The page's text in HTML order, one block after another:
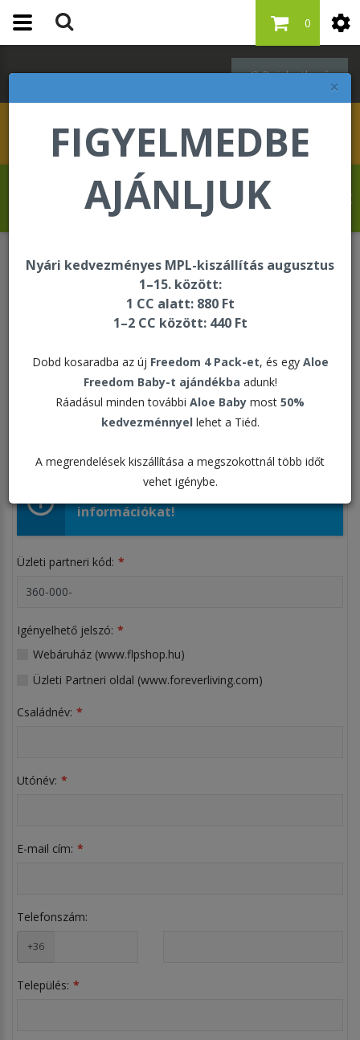
×
FIGYELMEDBE
AJÁNLJUK
Nyári kedvezményes MPL-kiszállítás augusztus
1–15. között:
1 CC alatt: 880 Ft
1–2 CC között: 440 Ft
Dobd kosaradba az új Freedom 4 Pack-et, és egy Aloe
Freedom Baby-t ajándékba adunk!
Ráadásul minden további Aloe Baby most 50%
kedvezménnyel lehet a Tiéd.
A megrendelések kiszállítása a megszokottnál több időt
vehet igénybe.
Bejelentkezés
0
Drevet Fabrice üdvözli Önt a Forever
Living internetes áruházában!
Jelszó igénylés
Jelszó igénylés
ÜZLETI PARTNEREKNEK
KISKERESKEDELMI VÁSÁRLÓKNAK
Kérem adja meg a szükséges
információkat!
Üzleti partneri kód:
Igényelhető jelszó:
Webáruház (www.flpshop.hu)
Üzleti Partneri oldal (www.foreverliving.com)
Családnév:
Utónév:
E-mail cím:
Telefonszám:
+36
Település: